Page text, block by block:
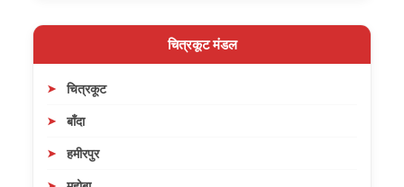
चित्रकूट मंडल
चित्रकूट
बाँदा
हमीरपुर